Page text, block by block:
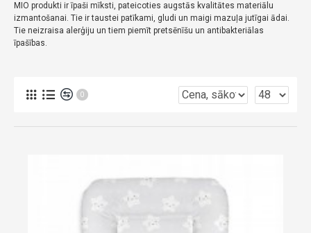
MIO produkti ir īpaši mīksti, pateicoties augstās kvalitātes materiālu
izmantošanai. Tie ir taustei patīkami, gludi un maigi mazuļa jutīgai ādai.
Tie neizraisa alerģiju un tiem piemīt pretsēnīšu un antibakteriālas
īpašības.
0